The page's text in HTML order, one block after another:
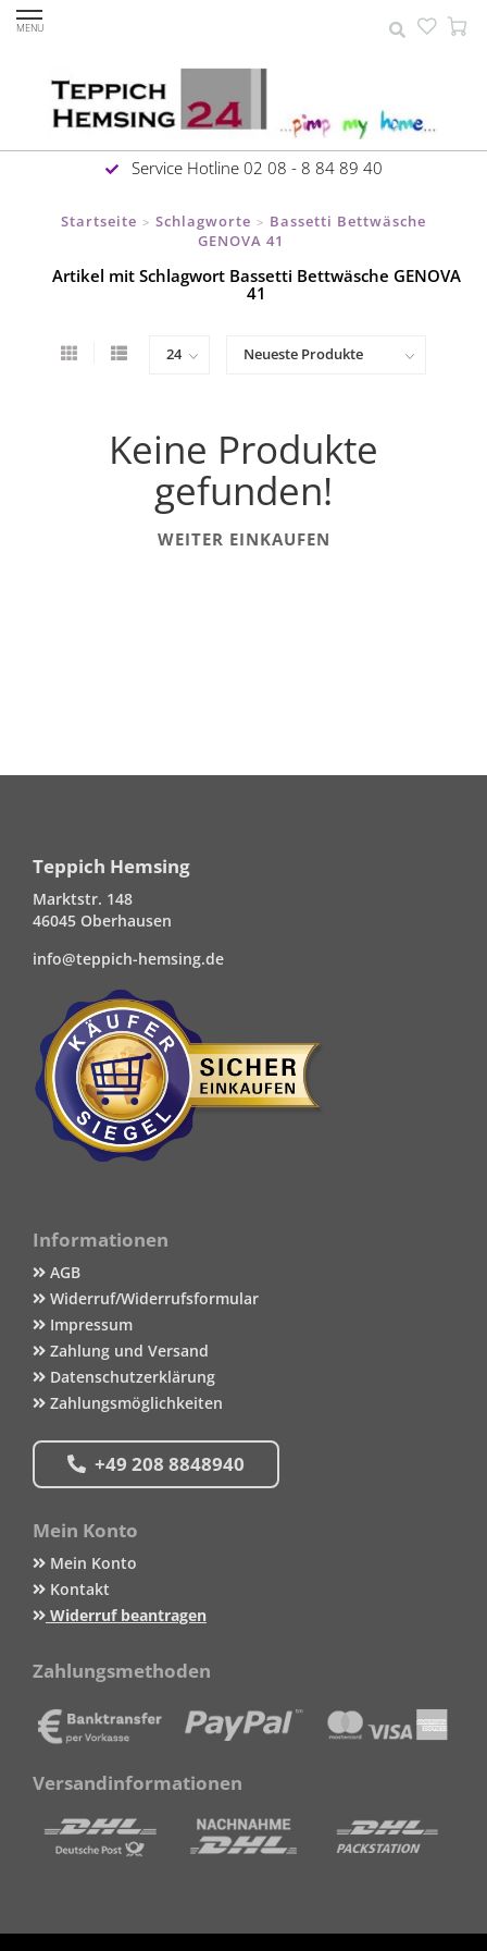
MENU
Service Hotline 02 08 - 8 84 89 40
Startseite > Schlagworte > Bassetti Bettwäsche
GENOVA 41
Artikel mit Schlagwort Bassetti Bettwäsche GENOVA
41
Keine Produkte
gefunden!
WEITER EINKAUFEN
Teppich Hemsing
Marktstr. 148
46045 Oberhausen
info@teppich-hemsing.de
Informationen
AGB
Widerruf/Widerrufsformular
Impressum
Zahlung und Versand
Datenschutzerklärung
Zahlungsmöglichkeiten
+49 208 8848940
Mein Konto
Mein Konto
Kontakt
Widerruf beantragen
Zahlungsmethoden
Versandinformationen